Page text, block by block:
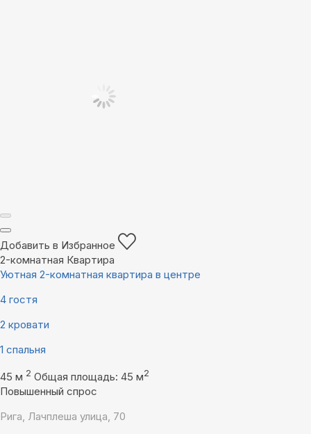
Добавить в Избранное
2-комнатная Квартира
Уютная 2-комнатная квартира в центре
4 гостя
2 кровати
1 спальня
45 м 2 Общая площадь: 45 м2
Повышенный спрос
Рига, Лачплеша улица, 70